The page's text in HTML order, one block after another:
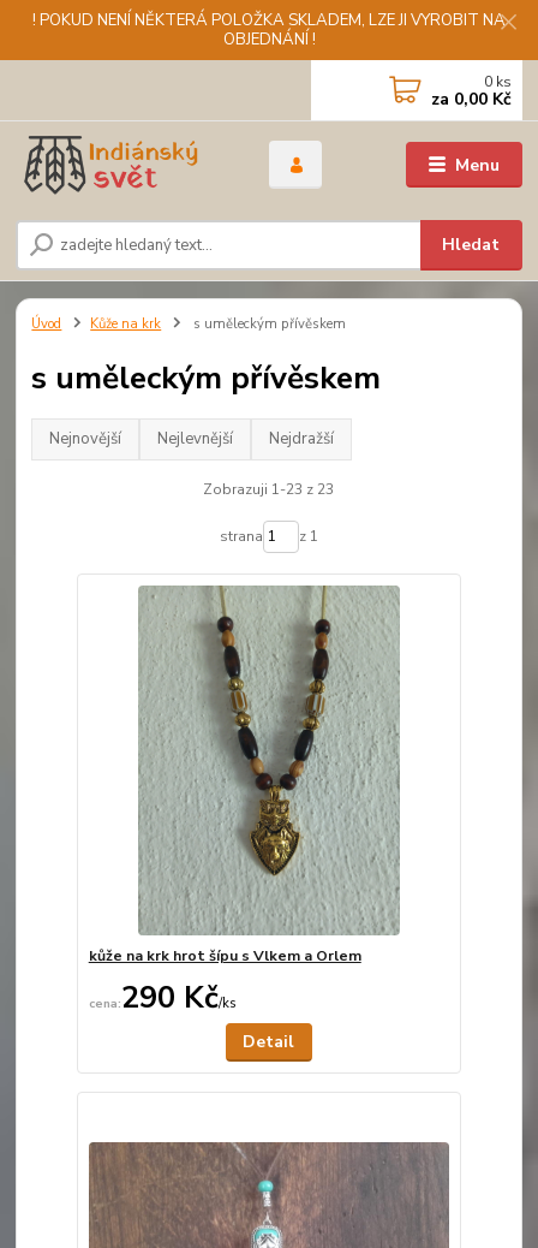
! POKUD NENÍ NĚKTERÁ POLOŽKA SKLADEM, LZE JI VYROBIT NA
OBJEDNÁNÍ !
Menu
Hledat
0 ks
za 0,00 Kč
Úvod Kůže na krk s uměleckým přívěskem
s uměleckým přívěskem
Nejnovější Nejlevnější Nejdražší
Zobrazuji 1-23 z 23
strana z 1
kůže na krk hrot šípu s Vlkem a Orlem
290 Kč/ks
Detail